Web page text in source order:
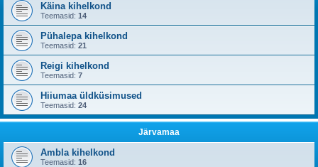
Käina kihelkond
Teemasid: 14
Pühalepa kihelkond
Teemasid: 21
Reigi kihelkond
Teemasid: 7
Hiiumaa üldküsimused
Teemasid: 24
Järvamaa
Ambla kihelkond
Teemasid: 16